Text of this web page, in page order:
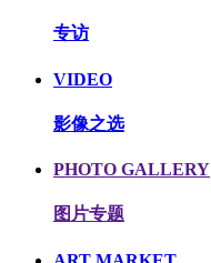
专访
VIDEO
影像之选
PHOTO GALLERY
图片专题